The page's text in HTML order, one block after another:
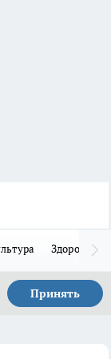
Здоровье
Принять